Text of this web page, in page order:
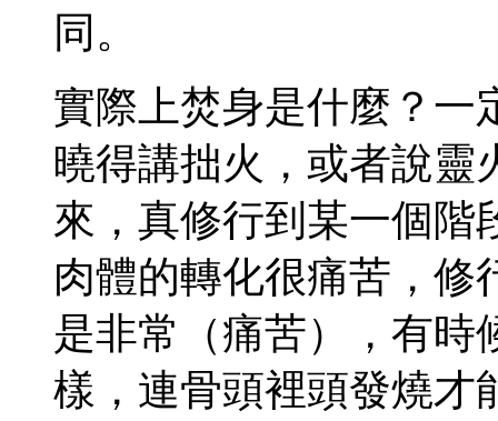
同。
實際上焚身是什麼？一
曉得講拙火，或者說靈
來，真修行到某一個階
肉體的轉化很痛苦，修
是非常（痛苦），有時
樣，連骨頭裡頭發燒才